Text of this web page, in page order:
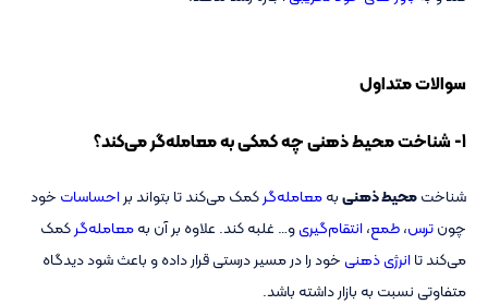
سوالات متداول
1- شناخت محیط ذهنی چه کمکی به معامله‌گر می‌کند؟
شناختمحیط ذهنیبهمعامله‌گرکمک می‌کند تا بتواند براحساسات خود
چونترس،طمع،انتقام‌گیریو… غلبه کند. علاوه بر آن بهمعامله‌گرکمک
می‌کند تاانرژی ذهنی خود را در مسیر درستی قرار داده و باعث شود دیدگاه
متفاوتی نسبت به بازار داشته باشد.